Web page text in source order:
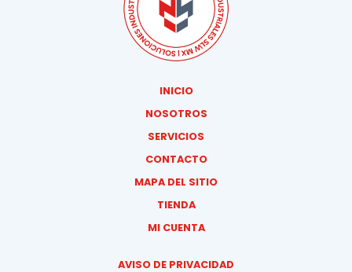
INICIO
NOSOTROS
SERVICIOS
CONTACTO
MAPA DEL SITIO
TIENDA
MI CUENTA
AVISO DE PRIVACIDAD